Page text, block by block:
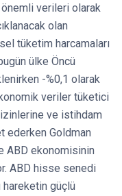
verileri olarak
olan
tüketim harcamaları
ülke Öncü
-%0,1 olarak
veriler tüketici
izinlerine ve istihdam
ederken Goldman
ABD ekonomisinin
ABD hisse senedi
güçlü